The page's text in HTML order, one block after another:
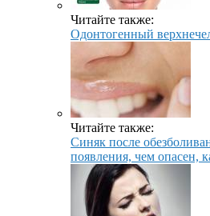
Читайте также:
Одонтогенный
Читайте также:
Синяк после
появления, чем опасен,